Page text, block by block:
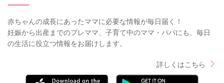
赤ちゃんの成長にあったママに必要な情報が毎日届く！
妊娠から出産までのプレママ、子育て中のママ・パパにも、毎日
の生活に役立つ情報をお届けします。
詳しくはこちら